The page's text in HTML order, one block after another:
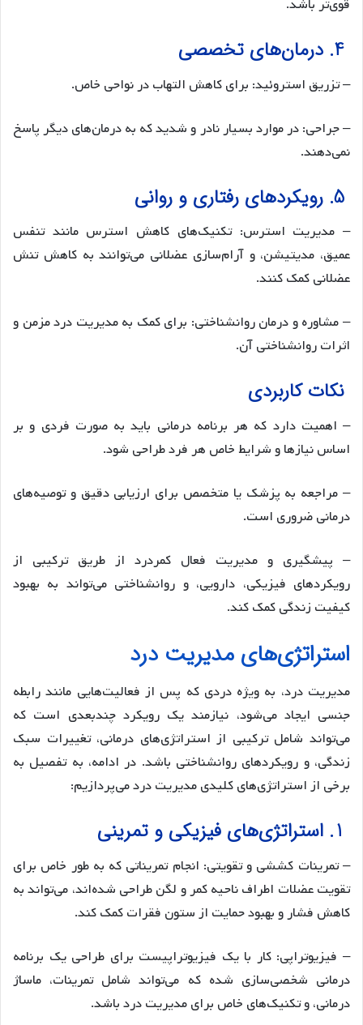
قوی‌تر باشد.
– تزریق استروئید: برای کاهش التهاب در نواحی خاص.
– جراحی: در موارد بسیار نادر و شدید که به درمان‌های دیگر پاسخ
نمی‌دهند.
– مدیریت استرس: تکنیک‌های کاهش استرس مانند تنفس
عمیق، مدیتیشن، و آرام‌سازی عضلانی می‌توانند به کاهش تنش
عضلانی کمک کنند.
– مشاوره و درمان روانشناختی: برای کمک به مدیریت درد مزمن و
اثرات روانشناختی آن.
نکات کاربردی
– اهمیت دارد که هر برنامه درمانی باید به صورت فردی و بر
اساس نیازها و شرایط خاص هر فرد طراحی شود.
– مراجعه به پزشک یا متخصص برای ارزیابی دقیق و توصیه‌های
درمانی ضروری است.
– پیشگیری و مدیریت فعال کمردرد از طریق ترکیبی از
رویکردهای فیزیکی، دارویی، و روانشناختی می‌تواند به بهبود
کیفیت زندگی کمک کند.
استراتژی‌های مدیریت درد
مدیریت درد، به ویژه دردی که پس از فعالیت‌هایی مانند رابطه
جنسی ایجاد می‌شود، نیازمند یک رویکرد چندبعدی است که
می‌تواند شامل ترکیبی از استراتژی‌های درمانی، تغییرات سبک
زندگی، و رویکردهای روانشناختی باشد. در ادامه، به تفصیل به
برخی از استراتژی‌های کلیدی مدیریت درد می‌پردازیم:
– تمرینات کششی و تقویتی: انجام تمریناتی که به طور خاص برای
تقویت عضلات اطراف ناحیه کمر و لگن طراحی شده‌اند، می‌تواند به
کاهش فشار و بهبود حمایت از ستون فقرات کمک کند.
– فیزیوتراپی: کار با یک فیزیوتراپیست برای طراحی یک برنامه
درمانی شخصی‌سازی شده که می‌تواند شامل تمرینات، ماساژ
درمانی، و تکنیک‌های خاص برای مدیریت درد باشد.